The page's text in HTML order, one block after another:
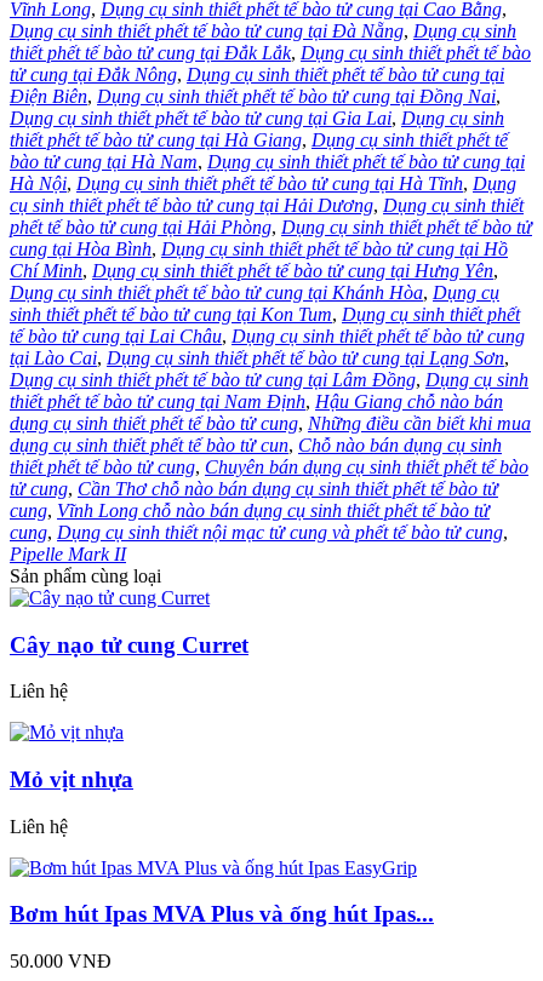
Vĩnh Long, Dụng cụ sinh thiết phết tế bào tử cung tại Cao Bằng,
Dụng cụ sinh thiết phết tế bào tử cung tại Đà Nẵng, Dụng cụ sinh
thiết phết tế bào tử cung tại Đắk Lắk, Dụng cụ sinh thiết phết tế bào
tử cung tại Đắk Nông, Dụng cụ sinh thiết phết tế bào tử cung tại
Điện Biên, Dụng cụ sinh thiết phết tế bào tử cung tại Đồng Nai,
Dụng cụ sinh thiết phết tế bào tử cung tại Gia Lai, Dụng cụ sinh
thiết phết tế bào tử cung tại Hà Giang, Dụng cụ sinh thiết phết tế
bào tử cung tại Hà Nam, Dụng cụ sinh thiết phết tế bào tử cung tại
Hà Nội, Dụng cụ sinh thiết phết tế bào tử cung tại Hà Tĩnh, Dụng
cụ sinh thiết phết tế bào tử cung tại Hải Dương, Dụng cụ sinh thiết
phết tế bào tử cung tại Hải Phòng, Dụng cụ sinh thiết phết tế bào tử
cung tại Hòa Bình, Dụng cụ sinh thiết phết tế bào tử cung tại Hồ
Chí Minh, Dụng cụ sinh thiết phết tế bào tử cung tại Hưng Yên,
Dụng cụ sinh thiết phết tế bào tử cung tại Khánh Hòa, Dụng cụ
sinh thiết phết tế bào tử cung tại Kon Tum, Dụng cụ sinh thiết phết
tế bào tử cung tại Lai Châu, Dụng cụ sinh thiết phết tế bào tử cung
tại Lào Cai, Dụng cụ sinh thiết phết tế bào tử cung tại Lạng Sơn,
Dụng cụ sinh thiết phết tế bào tử cung tại Lâm Đồng, Dụng cụ sinh
thiết phết tế bào tử cung tại Nam Định, Hậu Giang chỗ nào bán
dụng cụ sinh thiết phết tế bào tử cung, Những điều cần biết khi mua
dụng cụ sinh thiết phết tế bào tử cun, Chỗ nào bán dụng cụ sinh
thiết phết tế bào tử cung, Chuyên bán dụng cụ sinh thiết phết tế bào
tử cung, Cần Thơ chỗ nào bán dụng cụ sinh thiết phết tế bào tử
cung, Vĩnh Long chỗ nào bán dụng cụ sinh thiết phết tế bào tử
cung, Dụng cụ sinh thiết nội mạc tử cung và phết tế bào tử cung,
Pipelle Mark II
Sản phẩm cùng loại
Cây nạo tử cung Curret
Liên hệ
Mỏ vịt nhựa
Liên hệ
Bơm hút Ipas MVA Plus và ống hút Ipas...
50.000 VNĐ